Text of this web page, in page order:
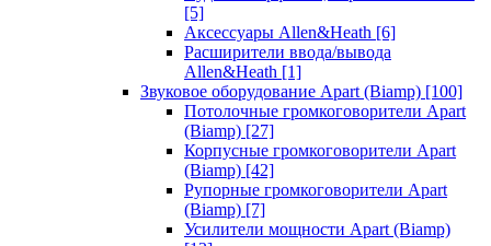
[5]
Аксессуары Allen&Heath [6]
Расширители ввода/вывода
Allen&Heath [1]
Звуковое оборудование Apart (Biamp) [100]
Потолочные громкоговорители Apart
(Biamp) [27]
Корпусные громкоговорители Apart
(Biamp) [42]
Рупорные громкоговорители Apart
(Biamp) [7]
Усилители мощности Apart (Biamp)